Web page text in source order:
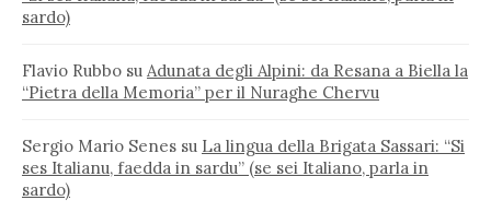
sardo)
Flavio Rubbo su Adunata degli Alpini: da Resana a Biella la
“Pietra della Memoria” per il Nuraghe Chervu
Sergio Mario Senes su La lingua della Brigata Sassari: “Si
ses Italianu, faedda in sardu” (se sei Italiano, parla in
sardo)